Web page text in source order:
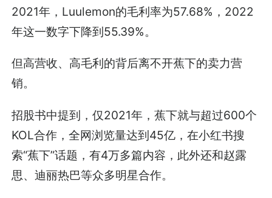
2021年，Luulemon的毛利率为57.68%，2022
年这一数字下降到55.39%。
但高营收、高毛利的背后离不开蕉下的卖力营
销。
招股书中提到，仅2021年，蕉下就与超过600个
KOL合作，全网浏览量达到45亿，在小红书搜
索“蕉下”话题，有4万多篇内容，此外还和赵露
思、迪丽热巴等众多明星合作。